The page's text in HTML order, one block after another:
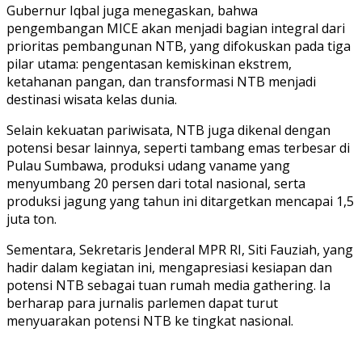
Gubernur Iqbal juga menegaskan, bahwa
pengembangan MICE akan menjadi bagian integral dari
prioritas pembangunan NTB, yang difokuskan pada tiga
pilar utama: pengentasan kemiskinan ekstrem,
ketahanan pangan, dan transformasi NTB menjadi
destinasi wisata kelas dunia.
Selain kekuatan pariwisata, NTB juga dikenal dengan
potensi besar lainnya, seperti tambang emas terbesar di
Pulau Sumbawa, produksi udang vaname yang
menyumbang 20 persen dari total nasional, serta
produksi jagung yang tahun ini ditargetkan mencapai 1,5
juta ton.
Sementara, Sekretaris Jenderal MPR RI, Siti Fauziah, yang
hadir dalam kegiatan ini, mengapresiasi kesiapan dan
potensi NTB sebagai tuan rumah media gathering. Ia
berharap para jurnalis parlemen dapat turut
menyuarakan potensi NTB ke tingkat nasional.